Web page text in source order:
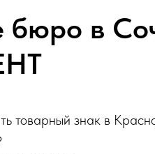
бюро в
товарный знак в